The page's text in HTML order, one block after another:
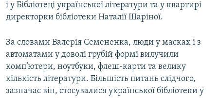
і у Бібліотеці української літератури та у квартирі
директорки бібліотеки Наталії Шаріної.
За словами Валерія Семененка, люди у масках і з
автоматами у доволі грубій формі вилучили
комп’ютери, ноутбуки, флеш-карти та велику
кількість літератури. Більшість питань слідчого,
зазначає він, стосувалися української бібліотеки у